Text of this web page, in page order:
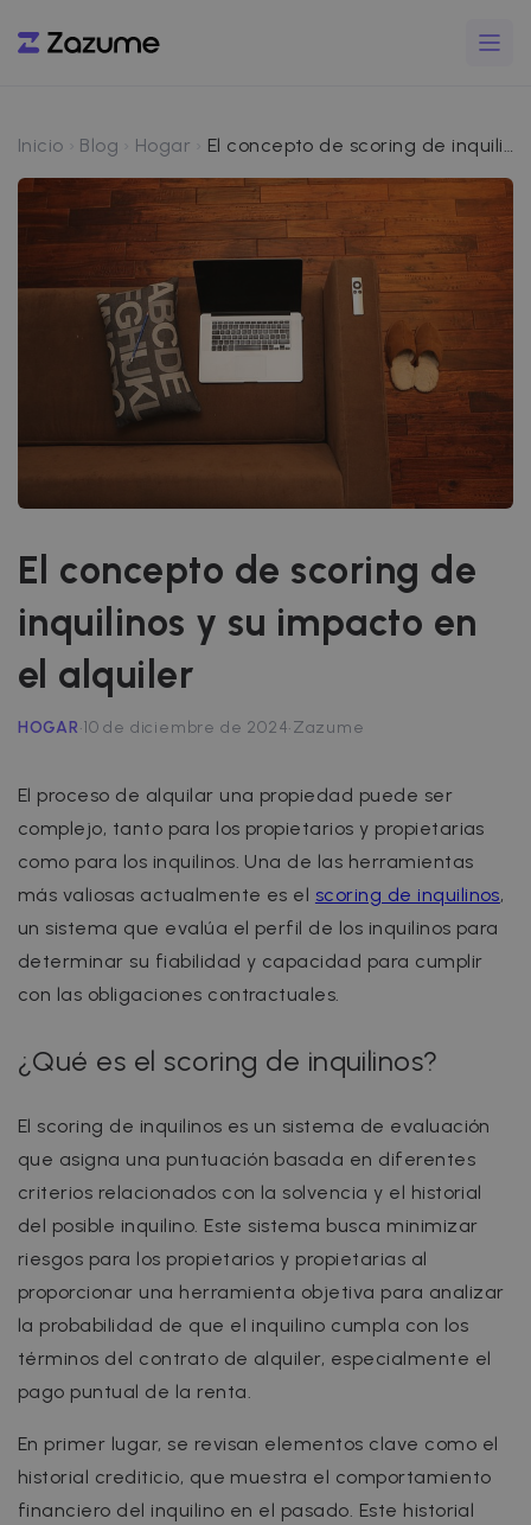
Inicio Blog Hogar El concepto de scoring de inquilinos y su impacto en el alquiler
El concepto de scoring de
inquilinos y su impacto en
el alquiler
HOGAR·10 de diciembre de 2024·Zazume
El proceso de alquilar una propiedad puede ser
complejo, tanto para los propietarios y propietarias
como para los inquilinos. Una de las herramientas
más valiosas actualmente es el scoring de inquilinos,
un sistema que evalúa el perfil de los inquilinos para
determinar su fiabilidad y capacidad para cumplir
con las obligaciones contractuales.
¿Qué es el scoring de inquilinos?
El scoring de inquilinos es un sistema de evaluación
que asigna una puntuación basada en diferentes
criterios relacionados con la solvencia y el historial
del posible inquilino. Este sistema busca minimizar
riesgos para los propietarios y propietarias al
proporcionar una herramienta objetiva para analizar
la probabilidad de que el inquilino cumpla con los
términos del contrato de alquiler, especialmente el
pago puntual de la renta.
En primer lugar, se revisan elementos clave como el
historial crediticio, que muestra el comportamiento
financiero del inquilino en el pasado. Este historial